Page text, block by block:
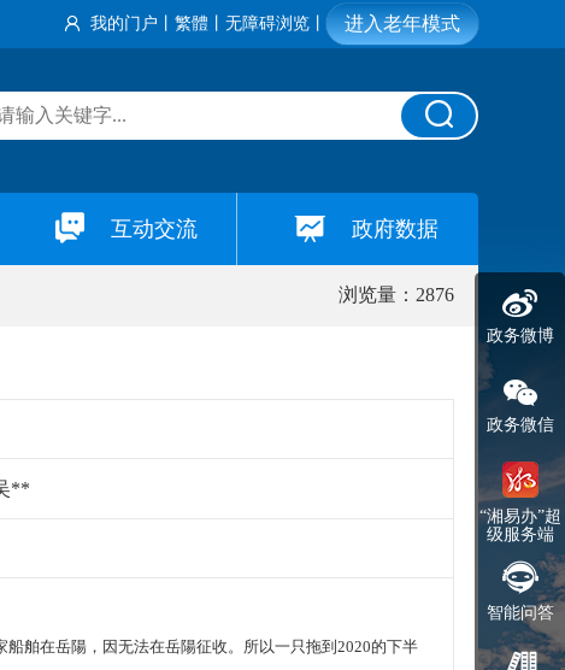
我的门户 繁體 无障碍浏览 进入老年模式
互动交流 政府数据
浏览量：2876
**
舶在岳陽，因无法在岳陽征收。所以一只拖到2020的下半
政务微博
政务微信
“湘易办”超
级服务端
智能问答